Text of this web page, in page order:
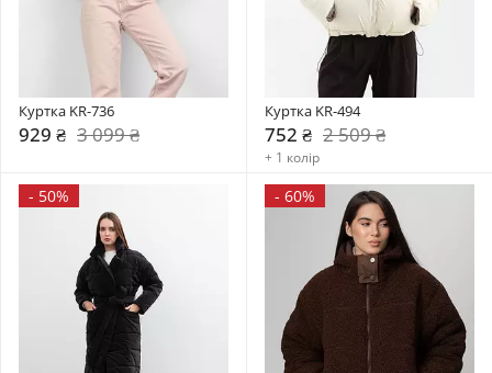
Куртка KR-736
929 ₴ 3 099 ₴
Куртка KR-494
752 ₴ 2 509 ₴
+ 1 колір
- 50% - 60%